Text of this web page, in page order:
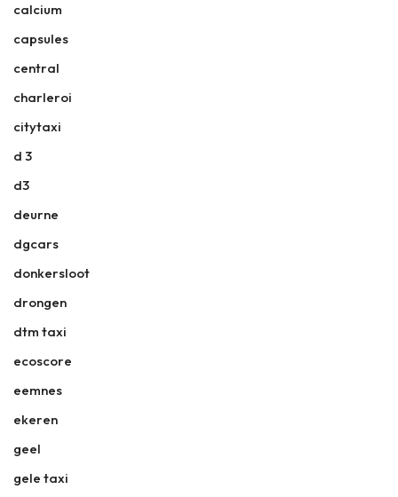
calcium
capsules
central
charleroi
citytaxi
d 3
d3
deurne
dgcars
donkersloot
drongen
dtm taxi
ecoscore
eemnes
ekeren
geel
gele taxi